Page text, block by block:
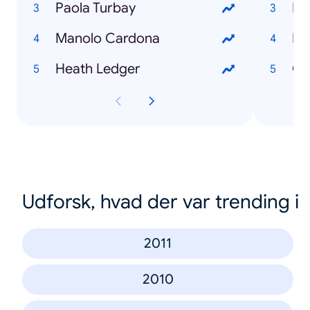
Paola Turbay
Manolo Cardona
Heath Ledger
Udforsk, hvad der var trending i
2011
2010